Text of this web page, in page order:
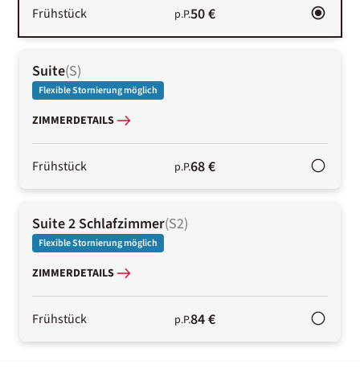
Frühstück p.P.50 €
Suite(S)
Flexible Stornierung möglich
ZIMMERDETAILS
Frühstück p.P.68 €
Suite 2 Schlafzimmer(S2)
Flexible Stornierung möglich
ZIMMERDETAILS
Frühstück p.P.84 €